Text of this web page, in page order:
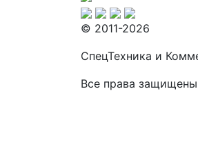
© 2011-2026
СпецТехника и
Все права